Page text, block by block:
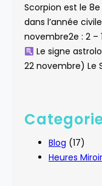
Scorpion est le 8e
dans l’année
novembre2e : 2 –
Le signe
22 novembre) Le
Blog (17)
Heures